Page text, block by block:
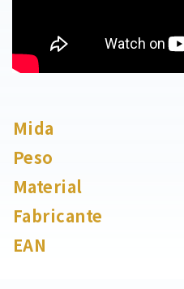
Mida
Peso
Material
Fabricante
EAN